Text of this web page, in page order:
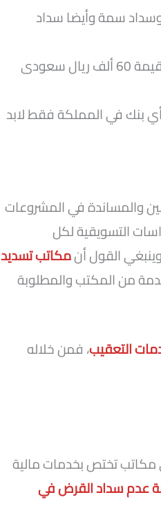
سمة وأيضا سداد
أيضا مكاتب تسديد القروض توفر خدمات طلب القروض بقيمة 60 ألف ريال سعودى
بنك في المملكة فقط لابد
والمساندة في المشروعات
التسويقية لكل
القول أنمكاتب تسديد
من المكتب والمطلوبة
التعقيب، فمن خلاله
تختص بخدمات مالية
عدم سداد القرض في